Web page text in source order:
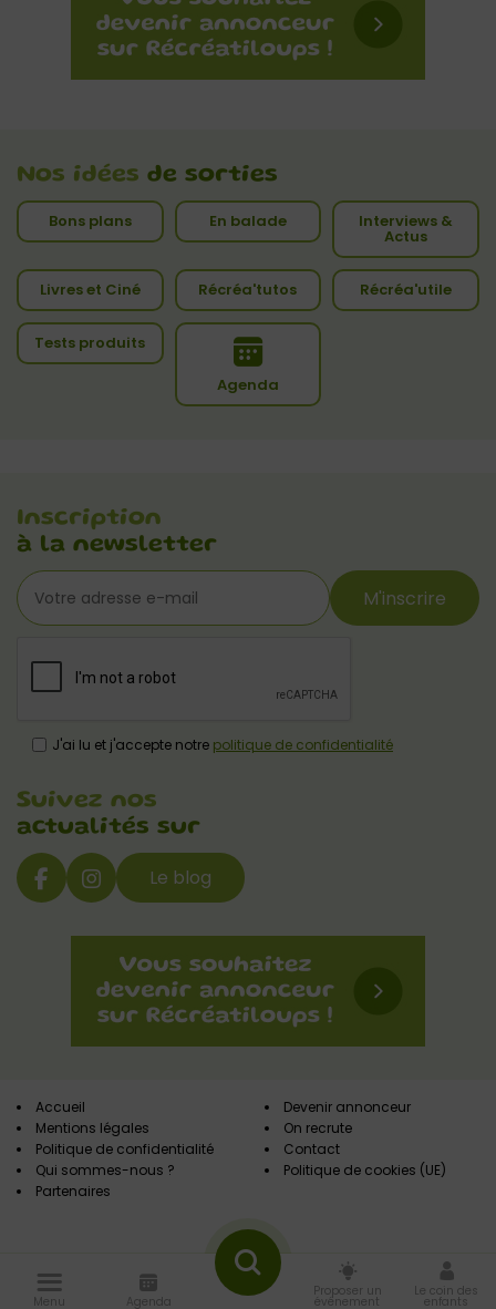
Menu Agenda
Proposer un
événement
Le coin des
enfants
Nos idées de sorties
Bons plans En balade Interviews &
Actus
Livres et Ciné Récréa'tutos Récréa'utile
Tests produits
Agenda
Inscription
à la newsletter
M'inscrire
J'ai lu et j'accepte notre politique de confidentialité
Suivez nos
actualités sur
Le blog
Accueil
Mentions légales
Politique de confidentialité
Qui sommes-nous ?
Partenaires
Devenir annonceur
On recrute
Contact
Politique de cookies (UE)